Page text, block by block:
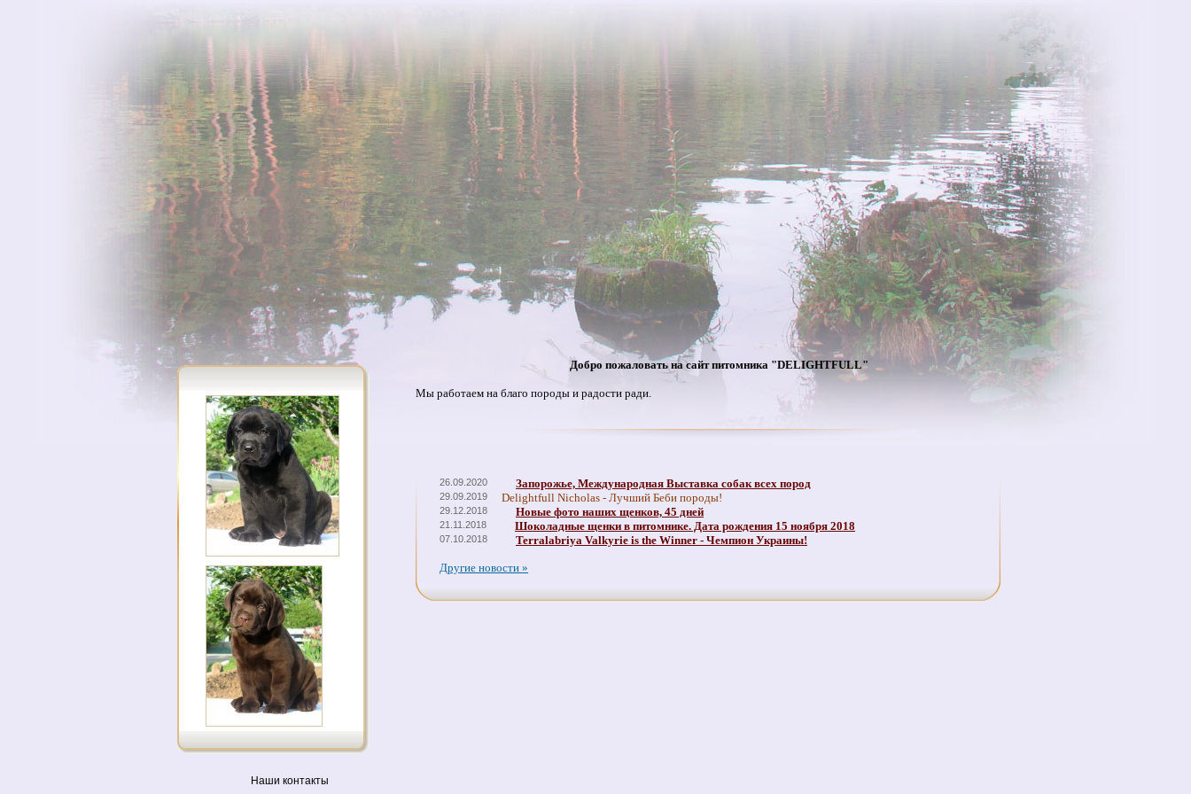
Наши контакты
Добро пожаловать на сайт питомника "DELIGHTFULL"
Мы работаем на благо породы и радости ради.
26.09.2020 Запорожье, Международная Выставка собак всех пород
29.09.2019 Delightfull Nicholas - Лучший Беби породы!
29.12.2018 Новые фото наших щенков, 45 дней
21.11.2018 Шоколадные щенки в питомнике. Дата рождения 15 ноября 2018
07.10.2018 Terralabriya Valkyrie is the Winner - Чемпион Украины!
Другие новости »